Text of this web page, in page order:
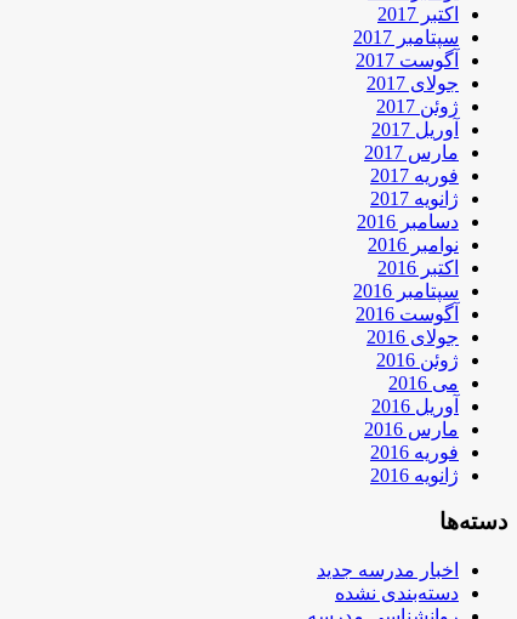
اکتبر 2017
سپتامبر 2017
آگوست 2017
جولای 2017
ژوئن 2017
آوریل 2017
مارس 2017
فوریه 2017
ژانویه 2017
دسامبر 2016
نوامبر 2016
اکتبر 2016
سپتامبر 2016
آگوست 2016
جولای 2016
ژوئن 2016
می 2016
آوریل 2016
مارس 2016
فوریه 2016
ژانویه 2016
دسته‌ها
اخبار مدرسه جدید
دسته‌بندی نشده